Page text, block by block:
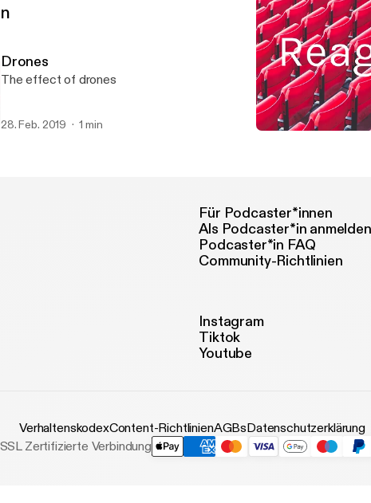
Drones
The effect of drones
28. Feb. 2019 1 min
Für Podcaster*innen
Als Podcaster*in anmelden
Podcaster*in FAQ
Community-Richtlinien
Instagram
Tiktok
Youtube
VerhaltenskodexContent-RichtlinienAGBsDatenschutzerklärung
SSL Zertifizierte Verbindung